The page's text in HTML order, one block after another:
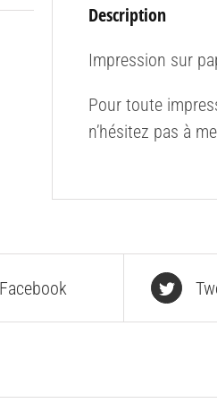
Description
Impression sur
Pour toute
n’hésitez pas à